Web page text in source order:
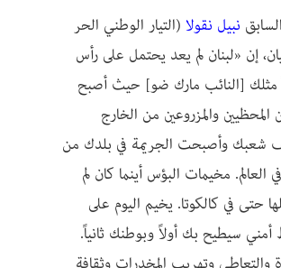
نبيل نقولا (التيار الوطني الحر
إن «لبنان لم يعد يحتمل على رأس
مثلك [النائب مارك ضو] حيث أصبح
المحظيين والمزروعين من الخارج
شعبك وأصبحت الجريمة في بلدك من
مخيمات البؤس أينما كان لم
حتى في كالكوتا. يخيم اليوم على
سيطيح بك أولاً وبوطنك ثانياً.